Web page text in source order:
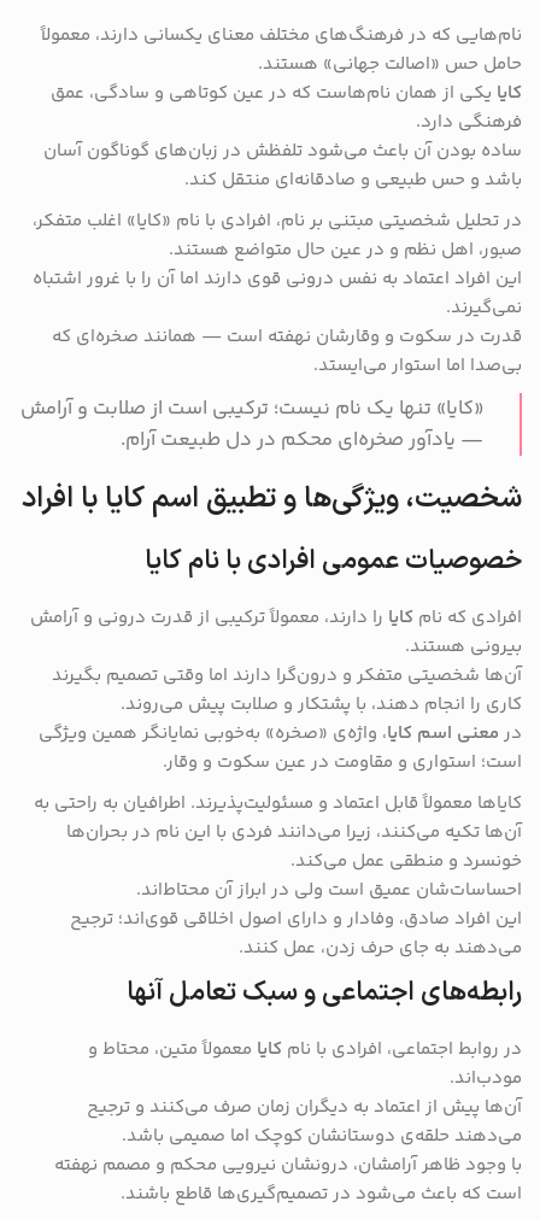
نام‌هایی که در فرهنگ‌های مختلف معنای یکسانی دارند، معمولاً
حامل حس «اصالت جهانی» هستند.
کایا یکی از همان نام‌هاست که در عین کوتاهی و سادگی، عمق
فرهنگی دارد.
ساده بودن آن باعث می‌شود تلفظش در زبان‌های گوناگون آسان
باشد و حس طبیعی و صادقانه‌ای منتقل کند.
در تحلیل شخصیتی مبتنی بر نام، افرادی با نام «کایا» اغلب متفکر،
صبور، اهل نظم و در عین حال متواضع هستند.
این افراد اعتماد به نفس درونی قوی دارند اما آن را با غرور اشتباه
نمی‌گیرند.
قدرت در سکوت و وقارشان نهفته است — همانند صخره‌ای که
بی‌صدا اما استوار می‌ایستد.
«کایا» تنها یک نام نیست؛ ترکیبی است از صلابت و آرامش
— یادآور صخره‌ای محکم در دل طبیعت آرام.
شخصیت، ویژگی‌ها و تطبیق اسم کایا با افراد
خصوصیات عمومی افرادی با نام کایا
افرادی که نام کایا را دارند، معمولاً ترکیبی از قدرت درونی و آرامش
بیرونی هستند.
آن‌ها شخصیتی متفکر و درون‌گرا دارند اما وقتی تصمیم بگیرند
کاری را انجام دهند، با پشتکار و صلابت پیش می‌روند.
در معنی اسم کایا، واژه‌ی «صخره» به‌خوبی نمایانگر همین ویژگی
است؛ استواری و مقاومت در عین سکوت و وقار.
کایاها معمولاً قابل اعتماد و مسئولیت‌پذیرند. اطرافیان به راحتی به
آن‌ها تکیه می‌کنند، زیرا می‌دانند فردی با این نام در بحران‌ها
خونسرد و منطقی عمل می‌کند.
احساسات‌شان عمیق است ولی در ابراز آن محتاط‌اند.
این افراد صادق، وفادار و دارای اصول اخلاقی قوی‌اند؛ ترجیح
می‌دهند به جای حرف زدن، عمل کنند.
رابطه‌های اجتماعی و سبک تعامل آنها
در روابط اجتماعی، افرادی با نام کایا معمولاً متین، محتاط و
مودب‌اند.
آن‌ها پیش از اعتماد به دیگران زمان صرف می‌کنند و ترجیح
می‌دهند حلقه‌ی دوستانشان کوچک اما صمیمی باشد.
با وجود ظاهر آرامشان، درونشان نیرویی محکم و مصمم نهفته
است که باعث می‌شود در تصمیم‌گیری‌ها قاطع باشند.